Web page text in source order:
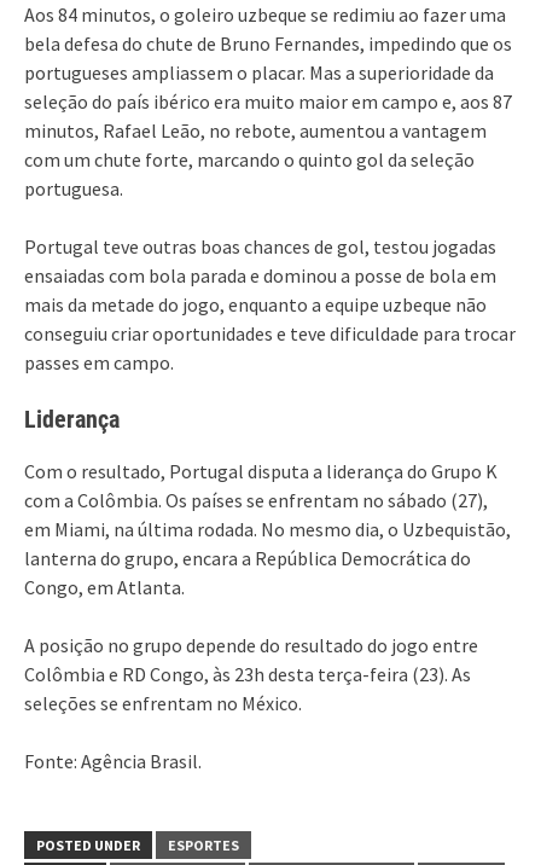
Aos 84 minutos, o goleiro uzbeque se redimiu ao fazer uma
bela defesa do chute de Bruno Fernandes, impedindo que os
portugueses ampliassem o placar. Mas a superioridade da
seleção do país ibérico era muito maior em campo e, aos 87
minutos, Rafael Leão, no rebote, aumentou a vantagem
com um chute forte, marcando o quinto gol da seleção
portuguesa.
Portugal teve outras boas chances de gol, testou jogadas
ensaiadas com bola parada e dominou a posse de bola em
mais da metade do jogo, enquanto a equipe uzbeque não
conseguiu criar oportunidades e teve dificuldade para trocar
passes em campo.
Liderança
Com o resultado, Portugal disputa a liderança do Grupo K
com a Colômbia. Os países se enfrentam no sábado (27),
em Miami, na última rodada. No mesmo dia, o Uzbequistão,
lanterna do grupo, encara a República Democrática do
Congo, em Atlanta.
A posição no grupo depende do resultado do jogo entre
Colômbia e RD Congo, às 23h desta terça-feira (23). As
seleções se enfrentam no México.
Fonte: Agência Brasil.
POSTED UNDER
ESPORTES